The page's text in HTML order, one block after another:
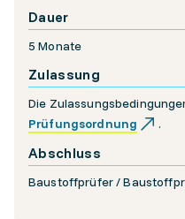
Dauer
5 Monate
Zulassung
Die
Prüfungsordnung
.
Abschluss
Baustoffprüfer /